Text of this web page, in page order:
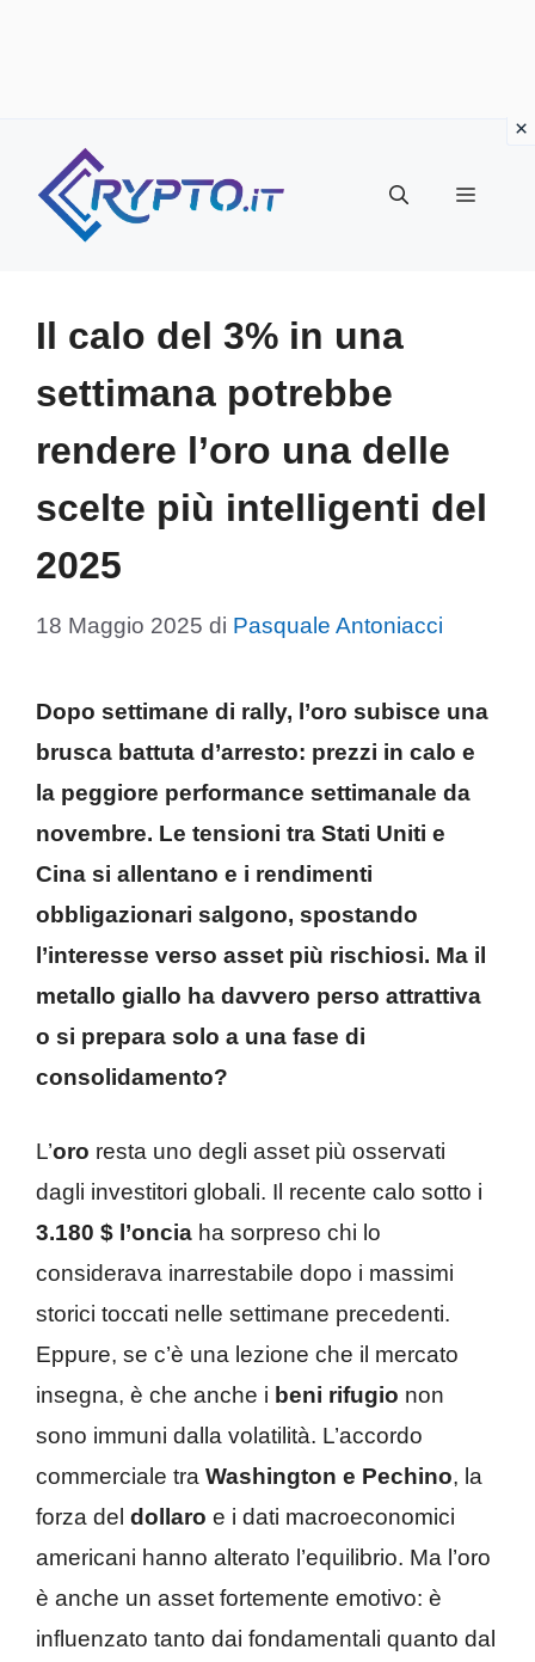
contenuto
Menu
Il calo del 3% in una
settimana potrebbe
rendere l’oro una delle
scelte più intelligenti del
2025
18 Maggio 2025 di Pasquale Antoniacci
Dopo settimane di rally, l’oro subisce una
brusca battuta d’arresto: prezzi in calo e
la peggiore performance settimanale da
novembre. Le tensioni tra Stati Uniti e
Cina si allentano e i rendimenti
obbligazionari salgono, spostando
l’interesse verso asset più rischiosi. Ma il
metallo giallo ha davvero perso attrattiva
o si prepara solo a una fase di
consolidamento?
L’oro resta uno degli asset più osservati
dagli investitori globali. Il recente calo sotto i
3.180 $ l’oncia ha sorpreso chi lo
considerava inarrestabile dopo i massimi
storici toccati nelle settimane precedenti.
Eppure, se c’è una lezione che il mercato
insegna, è che anche i beni rifugio non
sono immuni dalla volatilità. L’accordo
commerciale tra Washington e Pechino, la
forza del dollaro e i dati macroeconomici
americani hanno alterato l’equilibrio. Ma l’oro
è anche un asset fortemente emotivo: è
influenzato tanto dai fondamentali quanto dal